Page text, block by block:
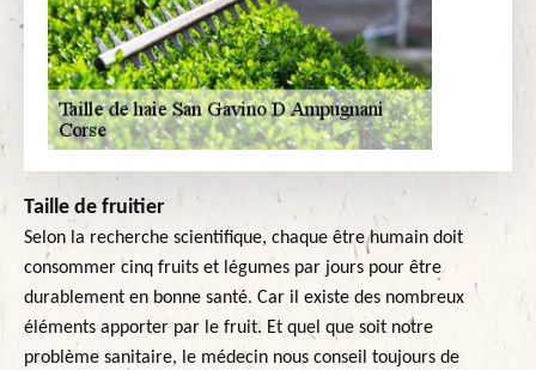
Taille de fruitier
Selon la recherche scientifique, chaque être humain doit
consommer cinq fruits et légumes par jours pour être
durablement en bonne santé. Car il existe des nombreux
éléments apporter par le fruit. Et quel que soit notre
problème sanitaire, le médecin nous conseil toujours de